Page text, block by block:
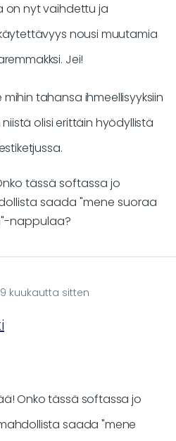
on nyt vaihdettu ja
nousi muutamia
Jei!
tahansa ihmeellisyyksiin
olisi erittäin hyödyllistä
tässä softassa jo
saada "mene suoraa
nappulaa?
kuukautta sitten
Onko tässä softassa jo
saada "mene